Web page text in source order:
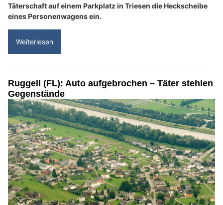
Täterschaft auf einem Parkplatz in Triesen die Heckscheibe
eines Personenwagens ein.
Weiterlesen
Ruggell (FL): Auto aufgebrochen – Täter stehlen
Gegenstände